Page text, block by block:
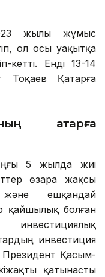
жылы жұмыс
ол осы уақытқа
кетті. Енді 13-14
Тоқаев Қатарға
Қатарға
5 жылда жиі
өзара жақсы
және ешқандай
қайшылық болған
инвестиция
Президент Қасым-
қатынасты